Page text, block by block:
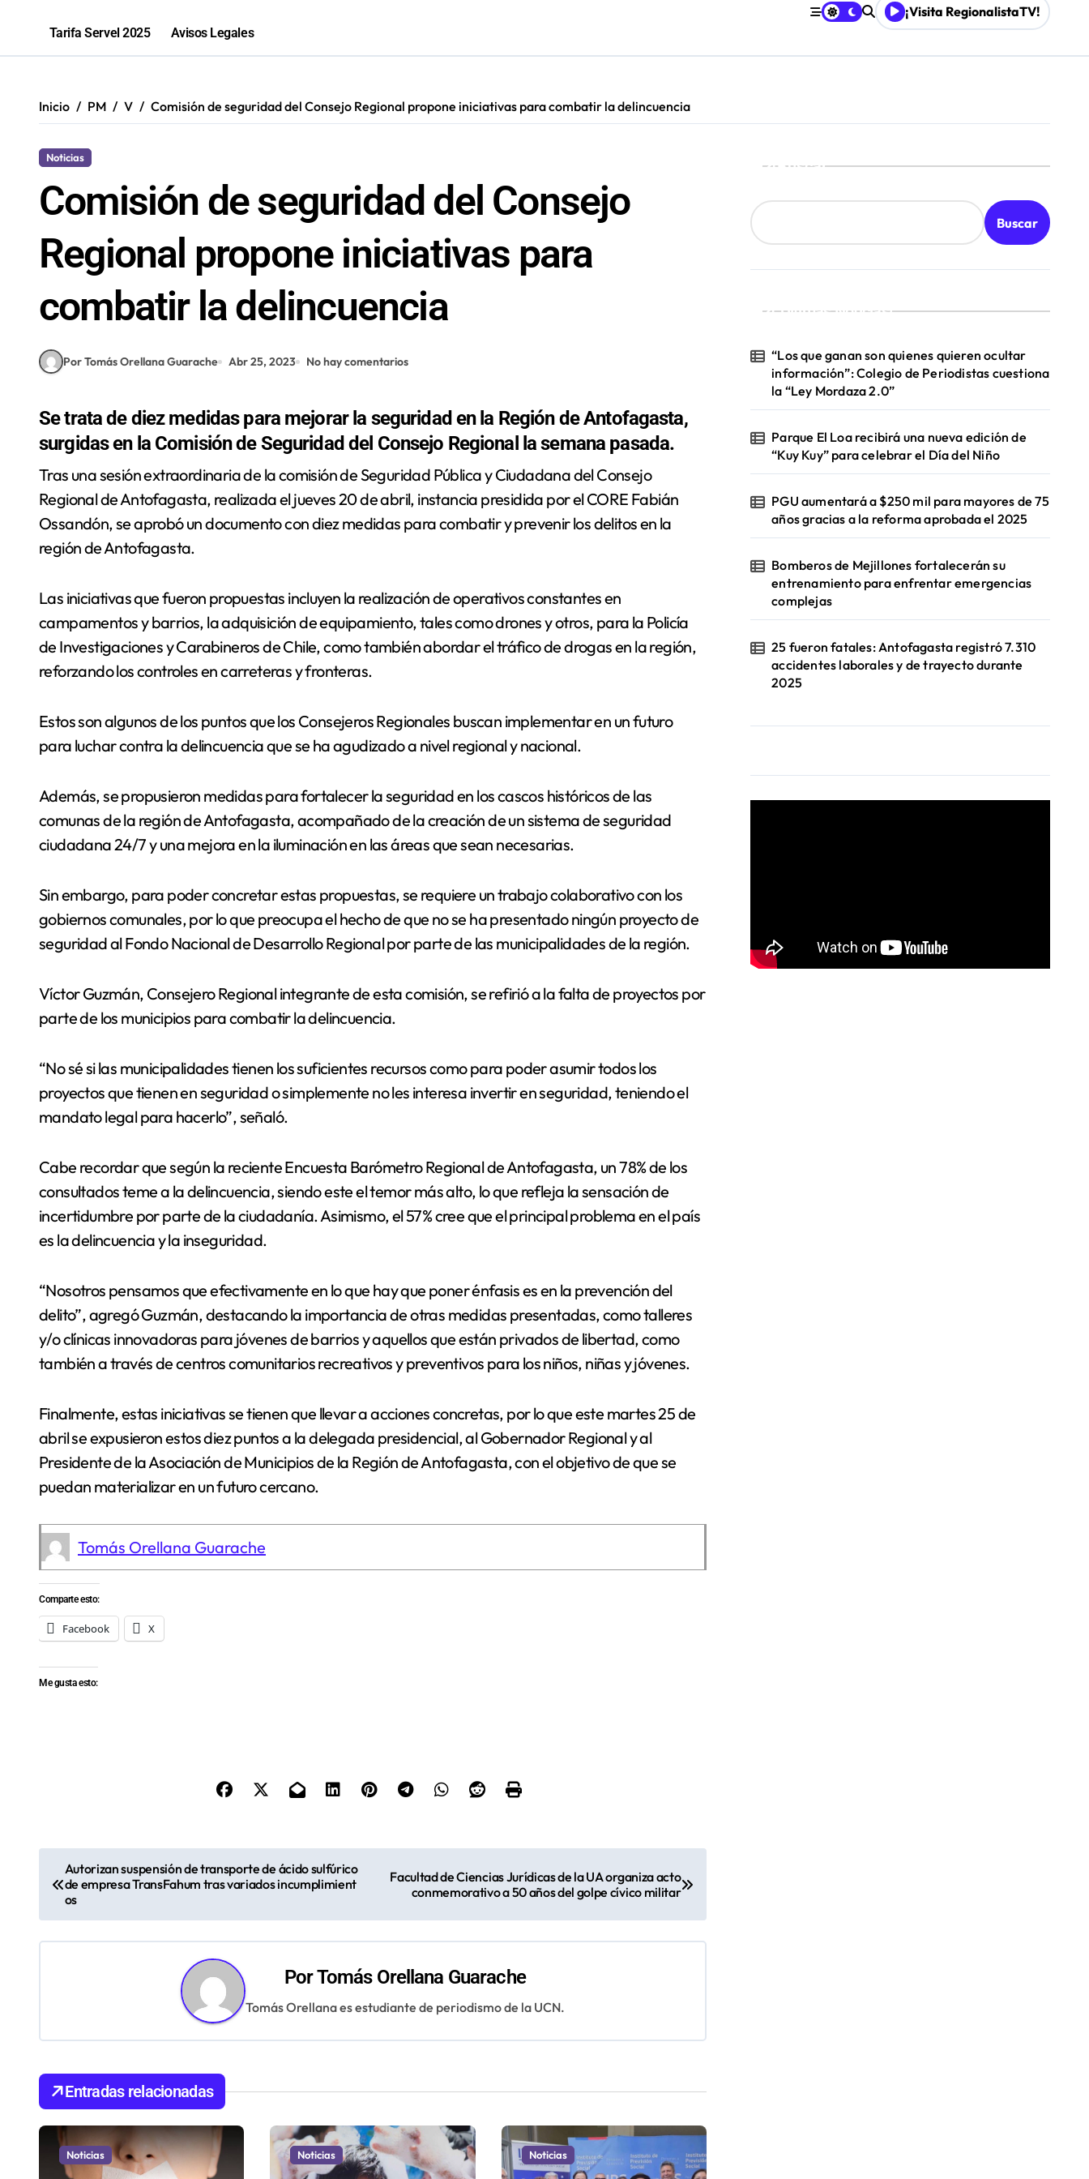
Tarifa Servel 2025 Avisos Legales
¡Visita RegionalistaTV!
Inicio PM V Comisión de seguridad del Consejo Regional propone iniciativas para combatir la delincuencia
Noticias
Comisión de seguridad del Consejo
Regional propone iniciativas para
combatir la delincuencia
Por Tomás Orellana Guarache Abr 25, 2023 No hay comentarios
Se trata de diez medidas para mejorar la seguridad en la Región de Antofagasta,
surgidas en la Comisión de Seguridad del Consejo Regional la semana pasada.
Tras una sesión extraordinaria de la comisión de Seguridad Pública y Ciudadana del Consejo
Regional de Antofagasta, realizada el jueves 20 de abril, instancia presidida por el CORE Fabián
Ossandón, se aprobó un documento con diez medidas para combatir y prevenir los delitos en la
región de Antofagasta.
Las iniciativas que fueron propuestas incluyen la realización de operativos constantes en
campamentos y barrios, la adquisición de equipamiento, tales como drones y otros, para la Policía
de Investigaciones y Carabineros de Chile, como también abordar el tráfico de drogas en la región,
reforzando los controles en carreteras y fronteras.
Estos son algunos de los puntos que los Consejeros Regionales buscan implementar en un futuro
para luchar contra la delincuencia que se ha agudizado a nivel regional y nacional.
Además, se propusieron medidas para fortalecer la seguridad en los cascos históricos de las
comunas de la región de Antofagasta, acompañado de la creación de un sistema de seguridad
ciudadana 24/7 y una mejora en la iluminación en las áreas que sean necesarias.
Sin embargo, para poder concretar estas propuestas, se requiere un trabajo colaborativo con los
gobiernos comunales, por lo que preocupa el hecho de que no se ha presentado ningún proyecto de
seguridad al Fondo Nacional de Desarrollo Regional por parte de las municipalidades de la región.
Víctor Guzmán, Consejero Regional integrante de esta comisión, se refirió a la falta de proyectos por
parte de los municipios para combatir la delincuencia.
“No sé si las municipalidades tienen los suficientes recursos como para poder asumir todos los
proyectos que tienen en seguridad o simplemente no les interesa invertir en seguridad, teniendo el
mandato legal para hacerlo”, señaló.
Cabe recordar que según la reciente Encuesta Barómetro Regional de Antofagasta, un 78% de los
consultados teme a la delincuencia, siendo este el temor más alto, lo que refleja la sensación de
incertidumbre por parte de la ciudadanía. Asimismo, el 57% cree que el principal problema en el país
es la delincuencia y la inseguridad.
“Nosotros pensamos que efectivamente en lo que hay que poner énfasis es en la prevención del
delito”, agregó Guzmán, destacando la importancia de otras medidas presentadas, como talleres
y/o clínicas innovadoras para jóvenes de barrios y aquellos que están privados de libertad, como
también a través de centros comunitarios recreativos y preventivos para los niños, niñas y jóvenes.
Finalmente, estas iniciativas se tienen que llevar a acciones concretas, por lo que este martes 25 de
abril se expusieron estos diez puntos a la delegada presidencial, al Gobernador Regional y al
Presidente de la Asociación de Municipios de la Región de Antofagasta, con el objetivo de que se
puedan materializar en un futuro cercano.
Tomás Orellana Guarache
Comparte esto:
Facebook X
Me gusta esto:
v
i
ó
Autorizan suspensión de transporte de ácido sulfúrico
de empresa TransFahum tras variados incumplimient
os
Facultad de Ciencias Jurídicas de la UA organiza acto
conmemorativo a 50 años del golpe cívico militar
PorTomás Orellana Guarache
Tomás Orellana es estudiante de periodismo de la UCN.
Entradas relacionadas
Noticias Noticias Noticias
Buscar
Buscar
¡Ultimas Noticias!
“Los que ganan son quienes quieren ocultar
información”: Colegio de Periodistas cuestiona
la “Ley Mordaza 2.0”
Parque El Loa recibirá una nueva edición de
“Kuy Kuy” para celebrar el Día del Niño
PGU aumentará a $250 mil para mayores de 75
años gracias a la reforma aprobada el 2025
Bomberos de Mejillones fortalecerán su
entrenamiento para enfrentar emergencias
complejas
25 fueron fatales: Antofagasta registró 7.310
accidentes laborales y de trayecto durante
2025